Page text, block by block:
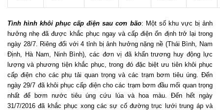
Tình hình khôi phục cấp điện sau cơn bão: Một số khu vực bị ảnh
hưởng nhẹ đã được khắc phục ngay và cấp điện ổn định trở lại trong
ngày 28/7. Riêng đối với 4 tỉnh bị ảnh hưởng nặng nề (Thái Bình, Nam
Định, Hà Nam, Ninh Bình), các đơn vị đã khẩn trương huy động lực
lượng và phương tiện khắc phục, trong đó đặc biệt ưu tiên khôi phục
cấp điện cho các phụ tải quan trọng và các trạm bơm tiêu úng. Đến
ngày 29/7 đã khôi phục cấp điện cho các trạm bơm đầu mối quan trọng
nhất để bơm nước tiêu úng cứu lúa và hoa màu. Đến hết ngày
31/7/2016 đã khắc phục xong các sự cố đường trục lưới trung áp và